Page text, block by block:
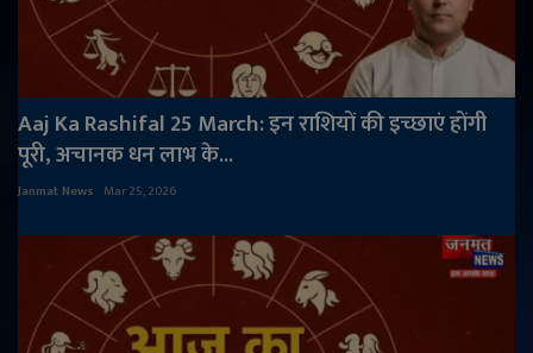
Aaj Ka Rashifal 25 March: इन राशियों की इच्छाएं होंगी
पूरी, अचानक धन लाभ के...
Janmat News Mar 25, 2026